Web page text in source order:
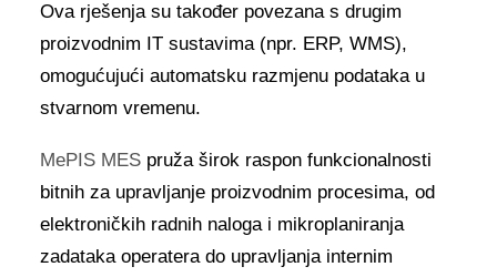
Ova rješenja su također povezana s drugim
proizvodnim IT sustavima (npr. ERP, WMS),
omogućujući automatsku razmjenu podataka u
stvarnom vremenu.
MePIS MES pruža širok raspon funkcionalnosti
bitnih za upravljanje proizvodnim procesima, od
elektroničkih radnih naloga i mikroplaniranja
zadataka operatera do upravljanja internim